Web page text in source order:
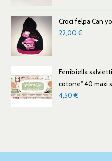
Croci felpa Can
22,00€
Ferribiella
cotone" 40 maxi
4,50€